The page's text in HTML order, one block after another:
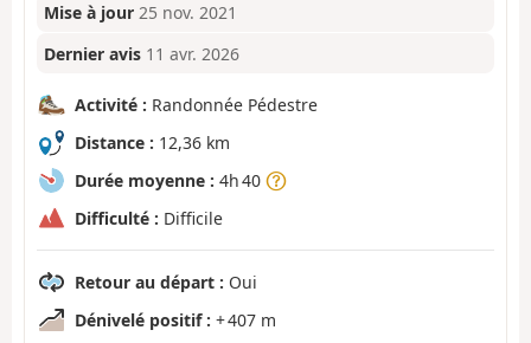
Mise à jour 25 nov. 2021
Dernier avis 11 avr. 2026
Activité : Randonnée Pédestre
Distance : 12,36 km
Durée moyenne : 4h 40
Difficulté : Difficile
Retour au départ : Oui
Dénivelé positif : + 407 m